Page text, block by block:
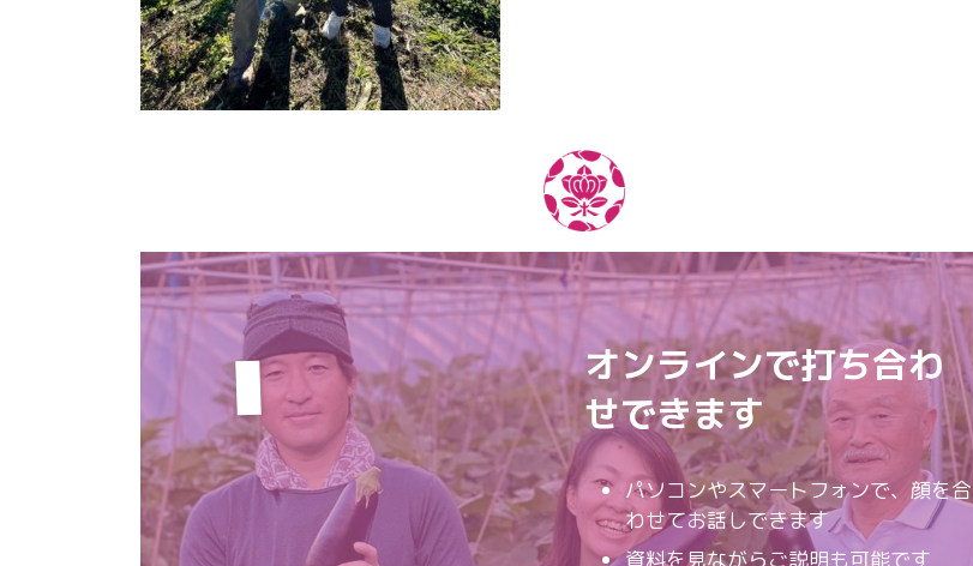
オンラインで打ち合わ
せできます
パソコンやスマートフォンで、顔を合
わせてお話しできます
資料を見ながらご説明も可能です